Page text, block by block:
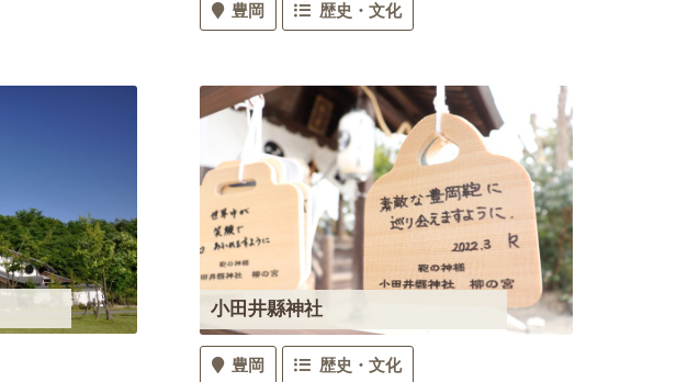
豊岡 歴史・文化
小田井縣神社
豊岡 歴史・文化